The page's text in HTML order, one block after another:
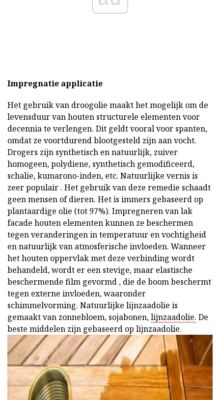
Impregnatie applicatie
Het gebruik van droogolie maakt het mogelijk om de
levensduur van houten structurele elementen voor
decennia te verlengen. Dit geldt vooral voor spanten,
omdat ze voortdurend blootgesteld zijn aan vocht.
Drogers zijn synthetisch en natuurlijk, zuiver
homogeen, polydiene, synthetisch gemodificeerd,
schalie, kumarono-inden, etc. Natuurlijke vernis is
zeer populair . Het gebruik van deze remedie schaadt
geen mensen of dieren. Het is immers gebaseerd op
plantaardige olie (tot 97%). Impregneren van lak
facade houten elementen kunnen ze beschermen
tegen veranderingen in temperatuur en vochtigheid
en natuurlijk van atmosferische invloeden. Wanneer
het houten oppervlak met deze verbinding wordt
behandeld, wordt er een stevige, maar elastische
beschermende film gevormd , die de boom beschermt
tegen externe invloeden, waaronder
schimmelvorming. Natuurlijke lijnzaadolie is
gemaakt van zonnebloem, sojabonen,lijnzaadolie. De
beste middelen zijn gebaseerd op lijnzaadolie.